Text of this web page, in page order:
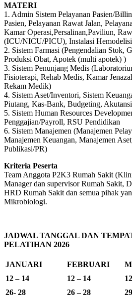
MATERI
1. Admin Sistem Pelayanan Pasien/
Pasien, Pelayanan Rawat Jalan,
Kamar Operasi,Persalinan,Paviliun,
(ICU/NICU/PICU), Instalasi
2. Sistem Farmasi (Pengendalian Stok,
Produksi Obat, Apotek (multi apotek) )
3. Sistem Penunjang Medis
Fisioterapi, Rehab Medis, Kamar
Rekam Medik)
4. Sistem Aset/Inventori, Sistem
Piutang, Kas-Bank, Budgeting,
5. Sistem Human Resources
Penggajian/Payroll, RSU Pendidikan
6. Sistem Manajemen (Manajemen
Manajemen Keuangan, Manajemen
Publikasi/PR)
Kriteria Peserta
Team Anggota P2K3 Rumah Sakit
Manager dan supervisor Rumah Sakit,
HRD Rumah Sakit dan semua pihak
Mikrobiologi.
JADWAL TANGGAL DAN
PELATIHAN 2026
JANUARI FEBRUARI
12 – 14
12 – 14
26- 28
26 – 28